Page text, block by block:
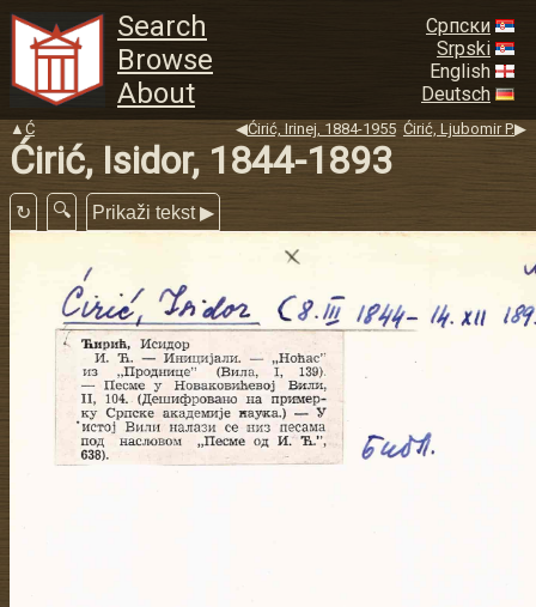
Search
Browse
About
Српски
Srpski
English
Deutsch
▲ Ć ◀Ćirić, Irinej, 1884-1955 Ćirić, Ljubomir P.▶
Ćirić, Isidor, 1844-1893